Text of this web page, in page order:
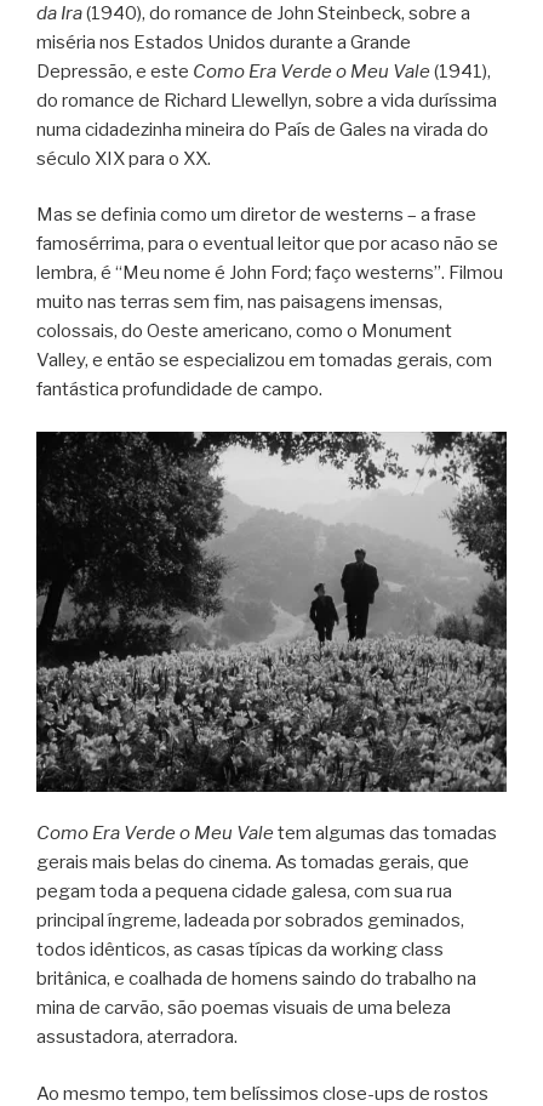
da Ira(1940), do romance de John Steinbeck, sobre a
miséria nos Estados Unidos durante a Grande
Depressão, e este Como Era Verde o Meu Vale (1941),
do romance de Richard Llewellyn, sobre a vida duríssima
numa cidadezinha mineira do País de Gales na virada do
século XIX para o XX.
Mas se definia como um diretor de westerns – a frase
famosérrima, para o eventual leitor que por acaso não se
lembra, é “Meu nome é John Ford; faço westerns”. Filmou
muito nas terras sem fim, nas paisagens imensas,
colossais, do Oeste americano, como o Monument
Valley, e então se especializou em tomadas gerais, com
fantástica profundidade de campo.
Como Era Verde o Meu Vale tem algumas das tomadas
gerais mais belas do cinema. As tomadas gerais, que
pegam toda a pequena cidade galesa, com sua rua
principal íngreme, ladeada por sobrados geminados,
todos idênticos, as casas típicas da working class
britânica, e coalhada de homens saindo do trabalho na
mina de carvão, são poemas visuais de uma beleza
assustadora, aterradora.
Ao mesmo tempo, tem belíssimos close-ups de rostos